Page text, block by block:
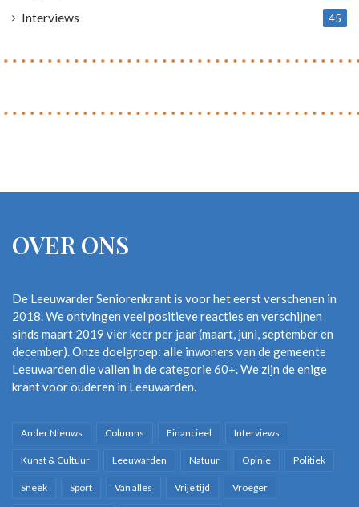
Interviews 45
OVER ONS
De Leeuwarder Seniorenkrant is voor het eerst verschenen in
2018. We ontvingen veel positieve reacties en verschijnen
sinds maart 2019 vier keer per jaar (maart, juni, september en
december). Onze doelgroep: alle inwoners van de gemeente
Leeuwarden die vallen in de categorie 60+. We zijn de enige
krant voor ouderen in Leeuwarden.
Ander Nieuws Columns Financieel Interviews
Kunst & Cultuur Leeuwarden Natuur Opinie Politiek
Sneek Sport Van alles Vrije tijd Vroeger